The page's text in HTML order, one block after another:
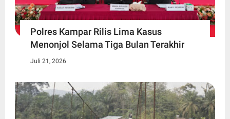
Polres Kampar Rilis Lima Kasus
Menonjol Selama Tiga Bulan Terakhir
Juli 21, 2026